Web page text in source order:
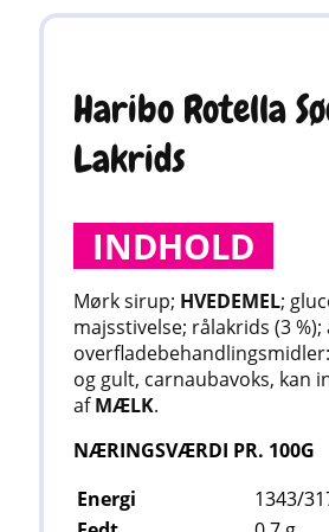
Lakrids
Haribo Rotella
Lakrids
INDHOLD
Mørk sirup; HVEDEMEL;
majsstivelse; rålakrids (3
og gult, carnaubavoks, kan
afMÆLK.
NÆRINGSVÆRDI PR. 100G
Energi
1343/